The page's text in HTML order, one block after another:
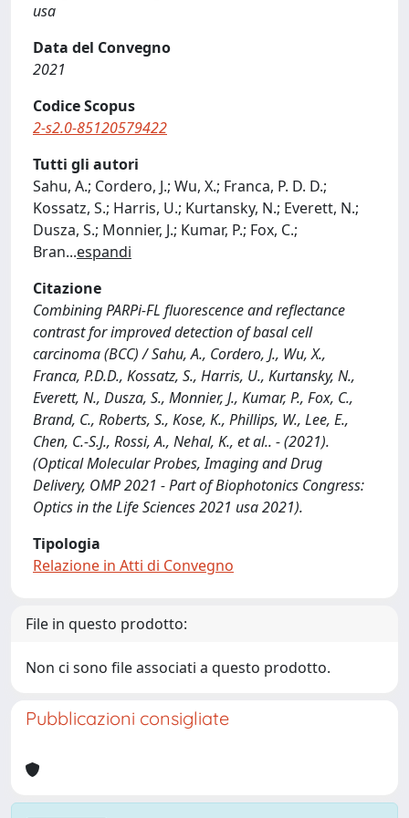
usa
Data del Convegno
2021
Codice Scopus
2-s2.0-85120579422
Tutti gli autori
Sahu, A.; Cordero, J.; Wu, X.; Franca, P. D. D.;
Kossatz, S.; Harris, U.; Kurtansky, N.; Everett, N.;
Dusza, S.; Monnier, J.; Kumar, P.; Fox, C.;
Bran...espandi
Citazione
Combining PARPi-FL fluorescence and reflectance
contrast for improved detection of basal cell
carcinoma (BCC) / Sahu, A., Cordero, J., Wu, X.,
Franca, P.D.D., Kossatz, S., Harris, U., Kurtansky, N.,
Everett, N., Dusza, S., Monnier, J., Kumar, P., Fox, C.,
Brand, C., Roberts, S., Kose, K., Phillips, W., Lee, E.,
Chen, C.-S.J., Rossi, A., Nehal, K., et al.. - (2021).
(Optical Molecular Probes, Imaging and Drug
Delivery, OMP 2021 - Part of Biophotonics Congress:
Optics in the Life Sciences 2021 usa 2021).
Tipologia
Relazione in Atti di Convegno
File in questo prodotto:
Non ci sono file associati a questo prodotto.
Pubblicazioni consigliate